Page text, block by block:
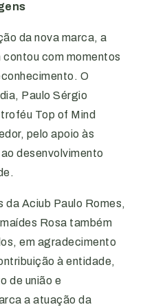
da nova marca, a
com momentos
O
Paulo Sérgio
Top of Mind
pelo apoio às
desenvolvimento
da Aciub Paulo Romes,
Rosa também
em agradecimento
à entidade,
de união e
a atuação da